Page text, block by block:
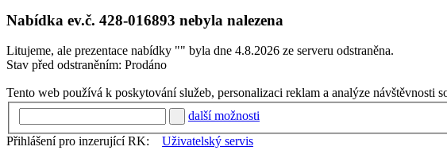
Nabídka ev.č. 428-016893 nebyla nalezena
Litujeme, ale prezentace nabídky "" byla dne 4.8.2026 ze serveru odstraněna.
Stav před odstraněním: Prodáno
Tento web používá k poskytování služeb, personalizaci reklam a analýze návštěvnosti
další možnosti
Přihlášení pro inzerující RK:
Uživatelský servis